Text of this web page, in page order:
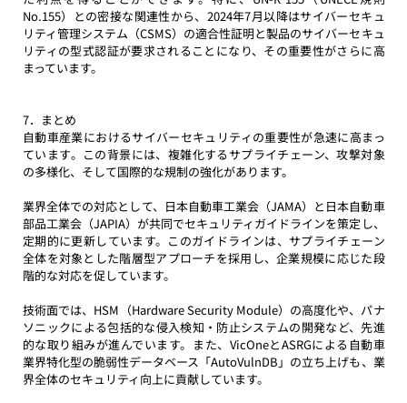
No.155）との密接な関連性から、2024年7月以降はサイバーセキュ
リティ管理システム（CSMS）の適合性証明と製品のサイバーセキュ
リティの型式認証が要求されることになり、その重要性がさらに高
まっています。
7．まとめ
自動車産業におけるサイバーセキュリティの重要性が急速に高まっ
ています。この背景には、複雑化するサプライチェーン、攻撃対象
の多様化、そして国際的な規制の強化があります。
業界全体での対応として、日本自動車工業会（JAMA）と日本自動車
部品工業会（JAPIA）が共同でセキュリティガイドラインを策定し、
定期的に更新しています。このガイドラインは、サプライチェーン
全体を対象とした階層型アプローチを採用し、企業規模に応じた段
階的な対応を促しています。
技術面では、HSM（Hardware Security Module）の高度化や、パナ
ソニックによる包括的な侵入検知・防止システムの開発など、先進
的な取り組みが進んでいます。また、VicOneとASRGによる自動車
業界特化型の脆弱性データベース「AutoVulnDB」の立ち上げも、業
界全体のセキュリティ向上に貢献しています。